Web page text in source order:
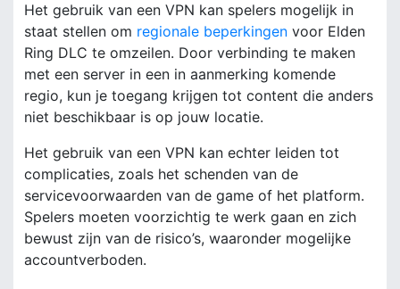
Het gebruik van een VPN kan spelers mogelijk in
staat stellen om regionale beperkingen voor Elden
Ring DLC te omzeilen. Door verbinding te maken
met een server in een in aanmerking komende
regio, kun je toegang krijgen tot content die anders
niet beschikbaar is op jouw locatie.
Het gebruik van een VPN kan echter leiden tot
complicaties, zoals het schenden van de
servicevoorwaarden van de game of het platform.
Spelers moeten voorzichtig te werk gaan en zich
bewust zijn van de risico’s, waaronder mogelijke
accountverboden.